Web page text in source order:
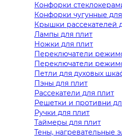
Конфорки
Конфорки чугунные
Крышки рассекателей
Лампы для плит
Ножки для плит
Переключатели
Переключатели
Петли для духовых
Пэны для плит
Рассекатели для плит
Решетки и противни
Ручки для плит
Таймеры для плит
Тены, нагревательные